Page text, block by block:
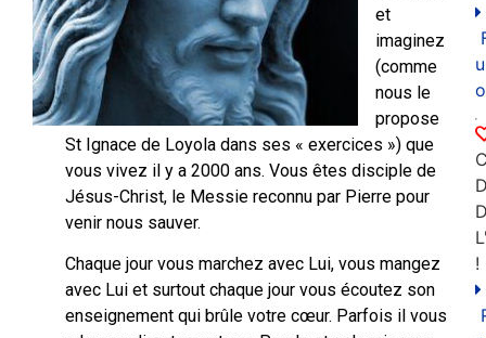
et
imaginez
(comme
nous le
propose
St Ignace de Loyola dans ses « exercices ») que
vous vivez il y a 2000 ans. Vous êtes disciple de
Jésus-Christ, le Messie reconnu par Pierre pour
venir nous sauver.
Chaque jour vous marchez avec Lui, vous mangez
avec Lui et surtout chaque jour vous écoutez son
enseignement qui brûle votre cœur. Parfois il vous
!